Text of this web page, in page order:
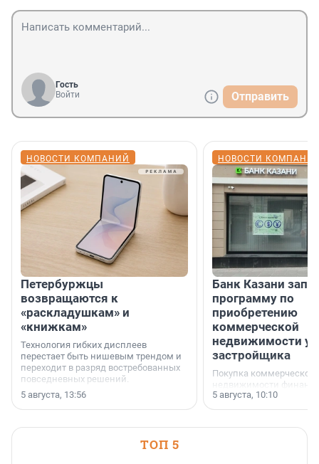
Гость
Войти
Отправить
НОВОСТИ КОМПАНИЙ
Петербуржцы
возвращаются к
«раскладушкам» и
«книжкам»
Технология гибких дисплеев
перестает быть нишевым трендом и
переходит в разряд востребованных
повседневных решений.
5 августа, 13:56
НОВОСТИ
Банк Казани
программу по
приобретению
коммерческой
недвижимости у
застройщика
Покупка коммерческой
недвижимости
инструмент,
предпринимателей.
или готовый арендный
5 августа, 10:10
ТОП 5